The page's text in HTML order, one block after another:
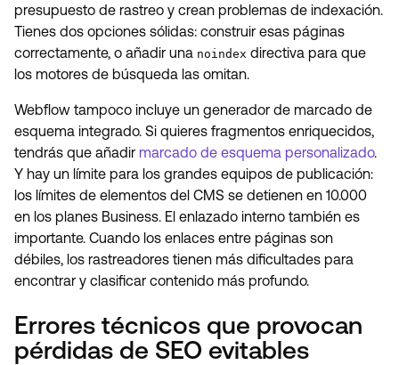
presupuesto de rastreo y crean problemas de indexación.
Tienes dos opciones sólidas: construir esas páginas
correctamente, o añadir una noindex directiva para que
los motores de búsqueda las omitan.
Webflow tampoco incluye un generador de marcado de
esquema integrado. Si quieres fragmentos enriquecidos,
tendrás que añadir marcado de esquema personalizado.
Y hay un límite para los grandes equipos de publicación:
los límites de elementos del CMS se detienen en 10.000
en los planes Business. El enlazado interno también es
importante. Cuando los enlaces entre páginas son
débiles, los rastreadores tienen más dificultades para
encontrar y clasificar contenido más profundo.
Errores técnicos que provocan
pérdidas de SEO evitables